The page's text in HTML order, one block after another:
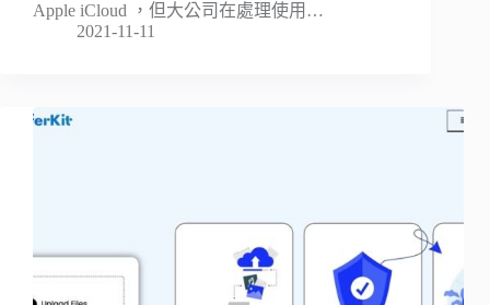
Apple iCloud ，但大公司在處理使用…
2021-11-11